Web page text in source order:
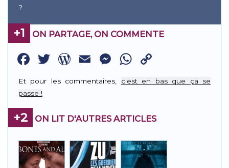
?
+1 ON PARTAGE, ON COMMENTE
Facebook
Twitter
WordPress
EmailMessenger
WhatsApp
Link
Et pour les commentaires, c'est en bas que ça se
passe !
+2 ON LIT D'AUTRES ARTICLES